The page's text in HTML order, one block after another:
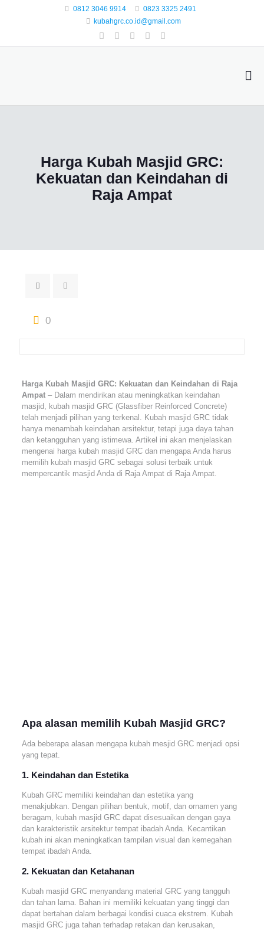
0812 3046 9914
0823 3325 2491
kubahgrc.co.id@gmail.com
Harga Kubah Masjid GRC:
Kekuatan dan Keindahan di
Raja Ampat
0
Harga Kubah Masjid GRC: Kekuatan dan Keindahan di Raja
Ampat– Dalam mendirikan atau meningkatkan keindahan
masjid, kubah masjid GRC (Glassfiber Reinforced Concrete)
telah menjadi pilihan yang terkenal. Kubah masjid GRC tidak
hanya menambah keindahan arsitektur, tetapi juga daya tahan
dan ketangguhan yang istimewa. Artikel ini akan menjelaskan
mengenai harga kubah masjid GRC dan mengapa Anda harus
memilih kubah masjid GRC sebagai solusi terbaik untuk
mempercantik masjid Anda di Raja Ampat di Raja Ampat.
Apa alasan memilih Kubah Masjid GRC?
Ada beberapa alasan mengapa kubah mesjid GRC menjadi opsi
yang tepat.
1. Keindahan dan Estetika
Kubah GRC memiliki keindahan dan estetika yang
menakjubkan. Dengan pilihan bentuk, motif, dan ornamen yang
beragam, kubah masjid GRC dapat disesuaikan dengan gaya
dan karakteristik arsitektur tempat ibadah Anda. Kecantikan
kubah ini akan meningkatkan tampilan visual dan kemegahan
tempat ibadah Anda.
2. Kekuatan dan Ketahanan
Kubah masjid GRC menyandang material GRC yang tangguh
dan tahan lama. Bahan ini memiliki kekuatan yang tinggi dan
dapat bertahan dalam berbagai kondisi cuaca ekstrem. Kubah
masjid GRC juga tahan terhadap retakan dan kerusakan,